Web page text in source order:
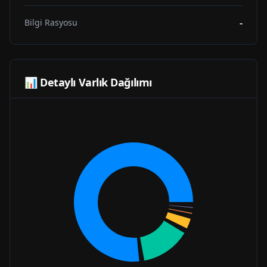
Bilgi Rasyosu -
📊 Detaylı Varlık Dağılımı